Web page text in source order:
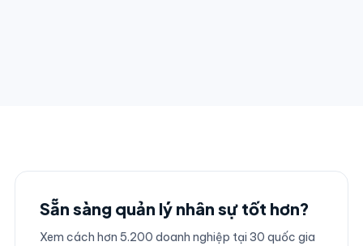
Sẵn sàng quản lý nhân sự tốt hơn?
Xem cách hơn 5.200 doanh nghiệp tại 30 quốc gia